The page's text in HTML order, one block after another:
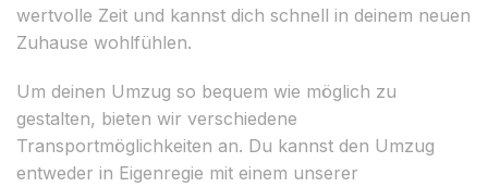
wertvolle Zeit und kannst dich schnell in deinem neuen
Zuhause wohlfühlen.
Um deinen Umzug so bequem wie möglich zu
gestalten, bieten wir verschiedene
Transportmöglichkeiten an. Du kannst den Umzug
entweder in Eigenregie mit einem unserer